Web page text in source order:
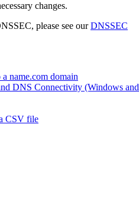
changes.
please see ourDNSSEC
name.com domain
DNS Connectivity (Windows and
CSV file